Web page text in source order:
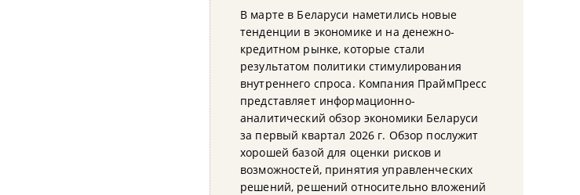
В марте в Беларуси наметились новые
тенденции в экономике и на денежно-
кредитном рынке, которые стали
результатом политики стимулирования
внутреннего спроса. Компания ПраймПресс
представляет информационно-
аналитический обзор экономики Беларуси
за первый квартал 2026 г. Обзор послужит
хорошей базой для оценки рисков и
возможностей, принятия управленческих
решений, решений относительно вложений